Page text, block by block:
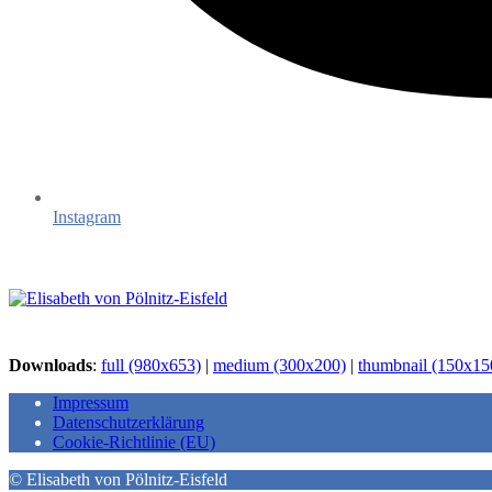
Instagram
Downloads: full (980x653) | medium (300x200) | thumbnail
Impressum
Datenschutzerklärung
Cookie-Richtlinie (EU)
© Elisabeth von Pölnitz-Eisfeld